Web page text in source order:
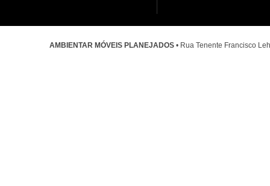
AMBIENTAR MÓVEIS PLANEJADOS • Rua Tenente Francisco